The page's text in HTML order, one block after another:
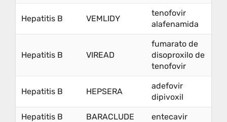
Hepatitis B VEMLIDY
tenofovir
alafenamida
Hepatitis B VIREAD
fumarato de
disoproxilo de
tenofovir
Hepatitis B HEPSERA
adefovir
dipivoxil
Hepatitis B BARACLUDE entecavir